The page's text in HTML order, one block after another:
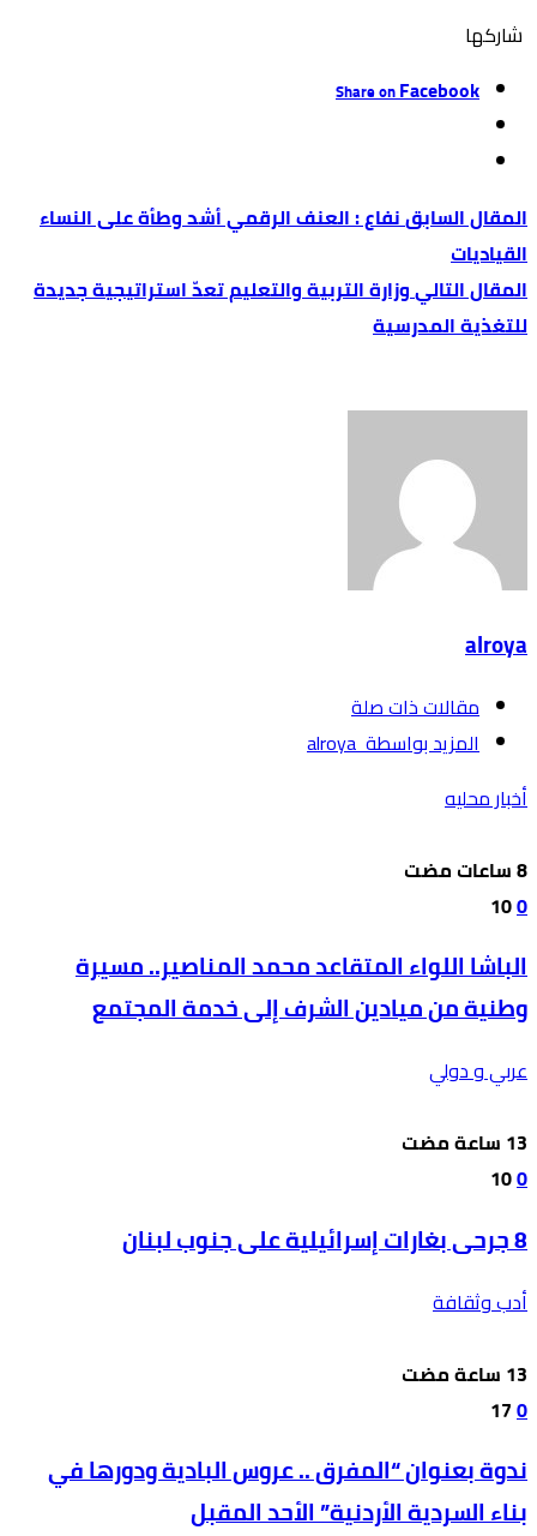
‫‫ شاركها‬
Share onFacebook
نفاع : العنف الرقمي أشد وطأة على النساء
القياديات
وزارة التربية والتعليم تعدّ استراتيجية جديدة
للتغذية المدرسية
alroya
‫مقالات ذات صلة‬
‫‫المزيد بواسطة‬ ‬ alroya
أخبار محليه
0
10
الباشا اللواء المتقاعد محمد المناصير.. مسيرة
وطنية من ميادين الشرف إلى خدمة المجتمع
عربي و دولي
0
10
8 جرحى بغارات إسرائيلية على جنوب لبنان
أدب وثقافة
0
17
ندوة بعنوان “المفرق .. عروس البادية ودورها في
بناء السردية الأردنية” الأحد المقبل